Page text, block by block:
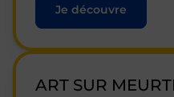
Je découvre
ART SUR